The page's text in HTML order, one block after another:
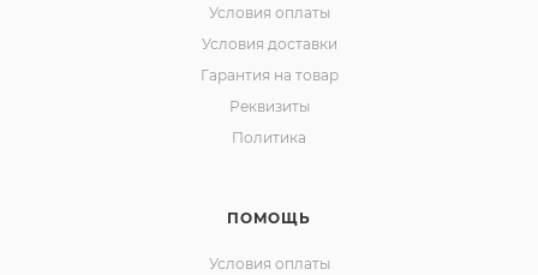
Условия оплаты
Условия доставки
Гарантия на товар
Реквизиты
Политика
ПОМОЩЬ
Условия оплаты